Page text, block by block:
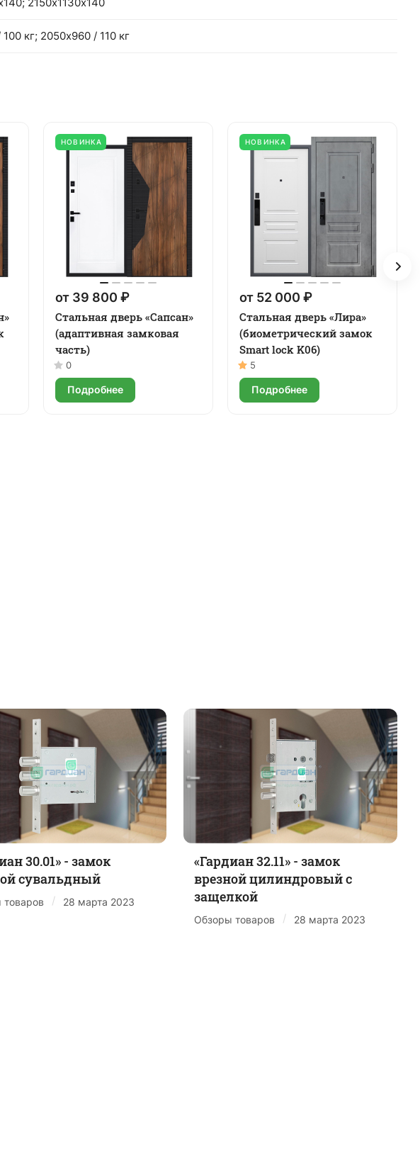
кг; 2050х960 / 110 кг
НОВИНКА
от 39 800 ₽
Стальная дверь «Сапсан»
(адаптивная замковая
часть)
0
Подробнее
НОВИНКА
от 52 000 ₽
Стальная дверь «Лира»
(биометрический замок
Smart lock K06)
5
Подробнее
30.01» - замок
сувальдный
/ 28 марта 2023
«Гардиан 32.11» - замок
врезной цилиндровый с
защелкой
Обзоры товаров / 28 марта 2023